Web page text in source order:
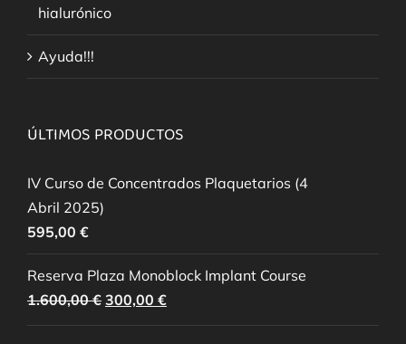
hialurónico
Ayuda!!!
ÚLTIMOS PRODUCTOS
IV Curso de Concentrados Plaquetarios (4
Abril 2025)
595,00 €
Reserva Plaza Monoblock Implant Course
1.600,00€ El
precio
300,00 €
precio